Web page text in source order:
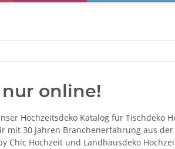
online!
Hochzeitsdeko Katalog für Tischdeko
mit 30 Jahren Branchenerfahrung aus
Chic Hochzeit und Landhausdeko